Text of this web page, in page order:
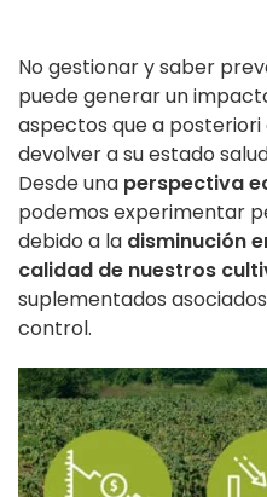
No gestionar y saber
puede generar un
aspectos que a
devolver a su estado
Desde una perspectiva
podemos experimentar
debido a la disminución
calidad de nuestros
suplementados
control.